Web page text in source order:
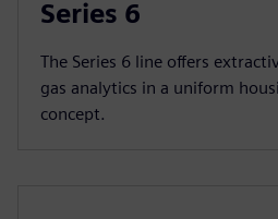
Series 6
The Series 6 line offers
gas analytics in a uniform
concept.